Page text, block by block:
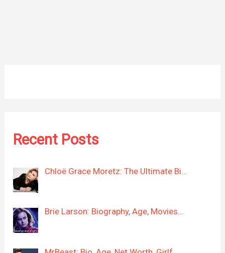
Recent Posts
Chloë Grace Moretz: The Ultimate Bi…
Brie Larson: Biography, Age, Movies…